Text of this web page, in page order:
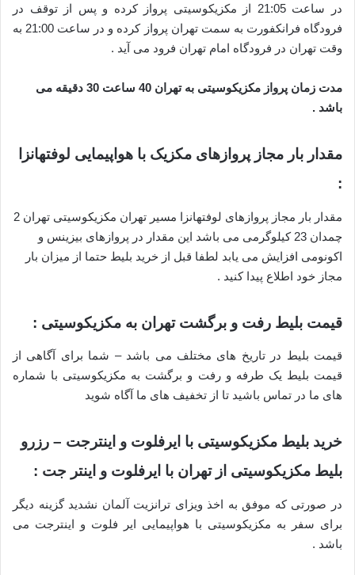
در ساعت 21:05 از مکزیکوسیتی پرواز کرده و پس از توقف در
فرودگاه فرانکفورت به سمت تهران پرواز کرده و در ساعت 21:00 به
وقت تهران در فرودگاه امام تهران فرود می آید .
مدت زمان پرواز مکزیکوسیتی به تهران 40 ساعت 30 دقیقه می
باشد .
مقدار بار مجاز پروازهای مکزیک با هواپیمایی لوفتهانزا
:
مقدار بار مجاز پروازهای لوفتهانزا مسیر تهران مکزیکوسیتی تهران 2
چمدان 23 کیلوگرمی می باشد این مقدار در پروازهای بیزینس و
اکونومی افزایش می یابد لطفا قبل از خرید بلیط حتما از میزان بار
مجاز خود اطلاع پیدا کنید .
قیمت بلیط رفت و برگشت تهران به مکزیکوسیتی :
قیمت بلیط در تاریخ های مختلف می باشد – شما برای آگاهی از
قیمت بلیط یک طرفه و رفت و برگشت به مکزیکوسیتی با شماره
های ما در تماس باشید تا از تخفیف های ما آگاه شوید
خرید بلیط مکزیکوسیتی با ایرفلوت و اینترجت – رزرو
بلیط مکزیکوسیتی از تهران با ایرفلوت و اینتر جت :
در صورتی که موفق به اخذ ویزای ترانزیت آلمان نشدید گزینه دیگر
برای سفر به مکزیکوسیتی با هواپیمایی ایر فلوت و اینترجت می
باشد .